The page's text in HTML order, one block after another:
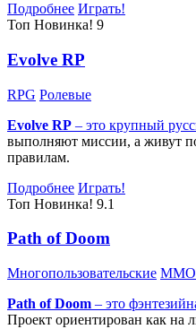
Подробнее Играть!
Топ Новинка! 9
Evolve RP
RPG Ролевые
Evolve RP – это крупный
выполняют миссии, а живут
правилам.
Подробнее Играть!
Топ Новинка! 9.1
Path of Doom
Многопользовательские
Path of Doom – это
Проект ориентирован как на